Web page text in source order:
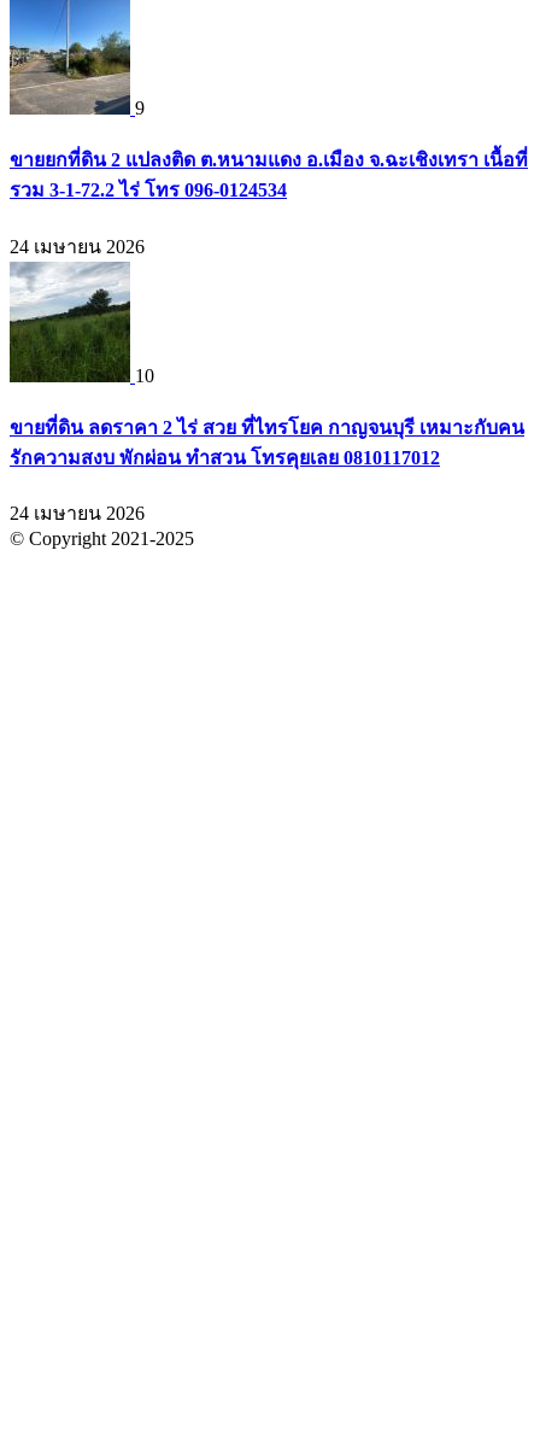
9
ขายยกที่ดิน 2 แปลงติด ต.หนามแดง อ.เมือง จ.ฉะเชิงเทรา เนื้อที่
รวม 3-1-72.2 ไร่ โทร 096-0124534
24 เมษายน 2026
10
ขายที่ดิน ลดราคา 2 ไร่ สวย ที่ไทรโยค กาญจนบุรี เหมาะกับคน
รักความสงบ พักผ่อน ทำสวน โทรคุยเลย 0810117012
24 เมษายน 2026
© Copyright 2021-2025